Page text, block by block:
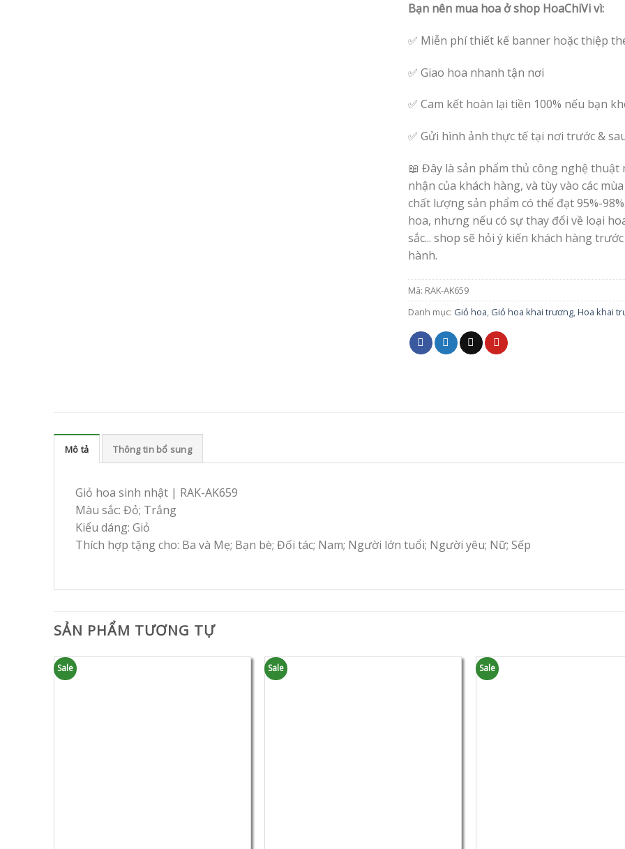
Bạn nên mua hoa ở shop HoaChiVi vì:
✅ Miễn phí thiết kế banner hoặc thiệp
✅ Giao hoa nhanh tận nơi
✅ Cam kết hoàn lại tiền 100% nếu bạn
✅ Gửi hình ảnh thực tế tại nơi trước &
📖 Đây là sản phẩm thủ công nghệ thuật
nhận của khách hàng, và tùy vào các
chất lượng sản phẩm có thể đạt 95%-
hoa, nhưng nếu có sự thay đổi về loại
sắc... shop sẽ hỏi ý kiến khách hàng
hành.
Mã: RAK-AK659
Danh mục: Giỏ hoa, Giỏ hoa khai trương,Hoa khai
Mô tả Thông tin bổ sung
Giỏ hoa sinh nhật | RAK-AK659
Màu sắc: Đỏ; Trắng
Kiểu dáng: Giỏ
Thích hợp tặng cho: Ba và Mẹ; Bạn bè; Đối tác; Nam; Người lớn tuổi; Người yêu; Nữ; Sếp
SẢN PHẨM TƯƠNG TỰ
Sale Sale Sale